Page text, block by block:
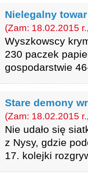
Nielegalny
(Zam: 18.02.2015
Wyszkowscy
230 paczek
gospodarstwie
Stare demony
(Zam: 18.02.2015
Nie udało się
z Nysy, gdzie
17. kolejki